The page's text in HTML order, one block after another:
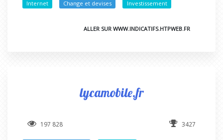
Internet Change et devises Investissement
ALLER SUR WWW.INDICATIFS.HTPWEB.FR
lycamobile.fr
197 828 3427